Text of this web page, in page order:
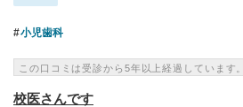
小児歯科
この口コミは受診から5年以上経過しています。
校医さんです